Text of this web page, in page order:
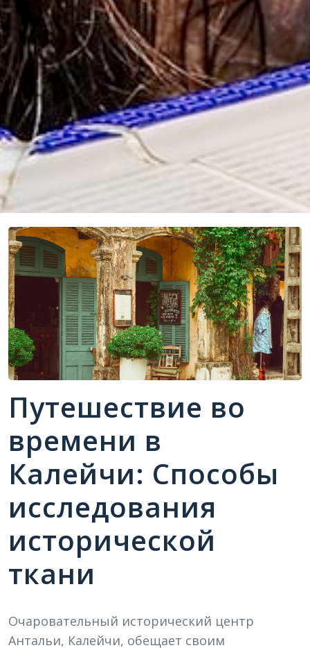
Путешествие во
времени в
Калейчи: Способы
исследования
исторической
ткани
Очаровательный исторический центр
Антальи, Калейчи, обещает своим